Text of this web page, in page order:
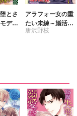
とさ
デ
マ
アラフォー女の重
たい未練～婚活せ
ずに元カレの息子
唐沢野枝